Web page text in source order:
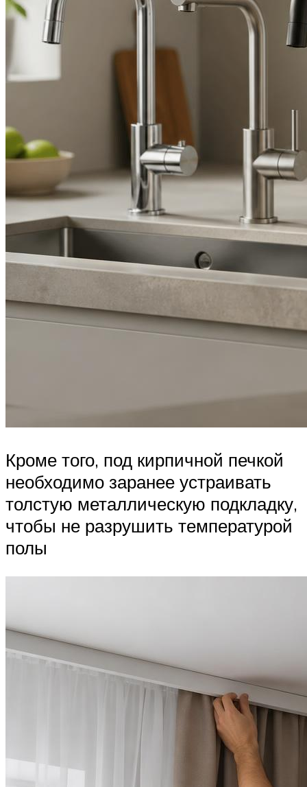
Кроме того, под кирпичной печкой
необходимо заранее устраивать
толстую металлическую подкладку,
чтобы не разрушить температурой
полы